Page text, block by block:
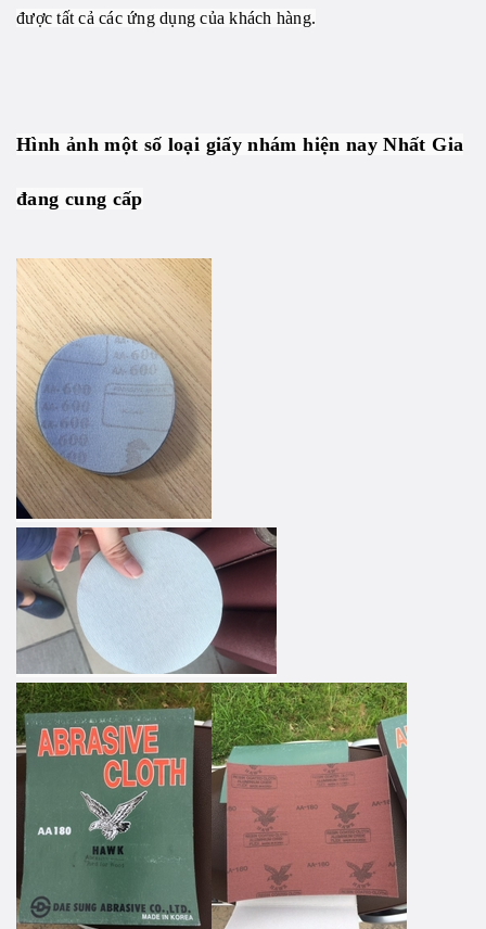
được tất cả các ứng dụng của khách hàng.
Hình ảnh một số loại giấy nhám hiện nay Nhất Gia
đang cung cấp